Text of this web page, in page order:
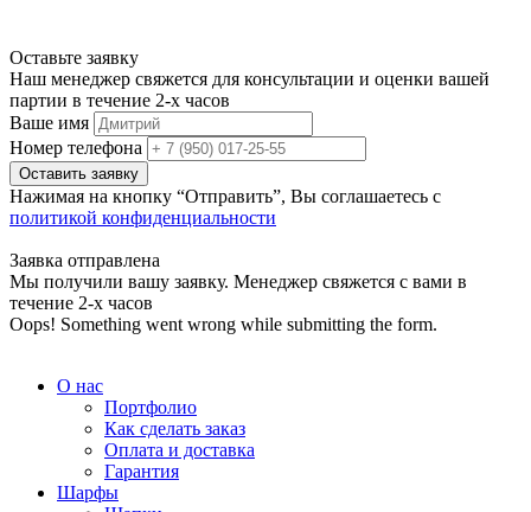
Оставьте заявку
Наш менеджер свяжется для консультации и оценки вашей
партии в течение 2-х часов
Ваше имя
Номер телефона
Нажимая на кнопку “Отправить”, Вы соглашаетесь с
политикой конфиденциальности
Заявка отправлена
Мы получили вашу заявку. Менеджер свяжется с вами в
течение 2-х часов
Oops! Something went wrong while submitting the form.
О нас
Портфолио
Как сделать заказ
Оплата и доставка
Гарантия
Шарфы